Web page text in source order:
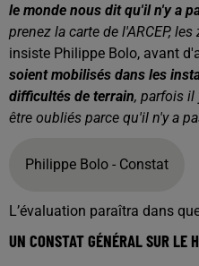
le monde nous dit qu'il n'y a
prenez la carte de l'ARCEP,
insiste Philippe Bolo, avant
soient mobilisés dans les
difficultés de terrain, parfois il
être oubliés parce qu'il n'y a
Philippe Bolo - Constat
L’évaluation paraîtra dans
UN CONSTAT GÉNÉRAL SUR LE